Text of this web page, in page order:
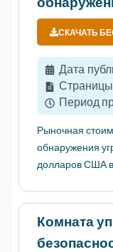
СКАЧАТЬ
Дата
Страницы
Период
Рыночная
обнаружения
долларов США в
увеличением
безопасность....
Комната